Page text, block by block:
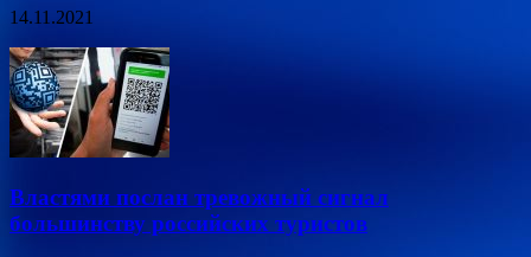
14.11.2021
Властями послан тревожный сигнал
большинству российских туристов